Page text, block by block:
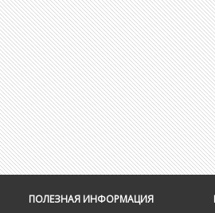
ПОЛЕЗНАЯ ИНФОРМАЦИЯ